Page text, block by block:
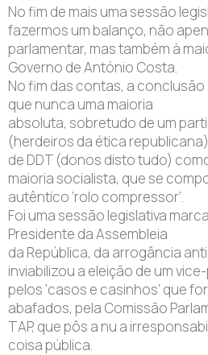
No fim de mais uma sessão
fazermos um balanço, não
parlamentar, mas também à
Governo de António Costa.
No fim das contas, a
que nunca uma maioria
absoluta, sobretudo de um
(herdeiros da ética
de DDT (donos disto tudo)
maioria socialista, que se
autêntico ‘rolo compressor’.
Foi uma sessão legislativa
Presidente da Assembleia
da República, da arrogância
inviabilizou a eleição de um
pelos ‘casos e casinhos’ que
abafados, pela Comissão
TAP, que pôs a nu a
coisa pública.